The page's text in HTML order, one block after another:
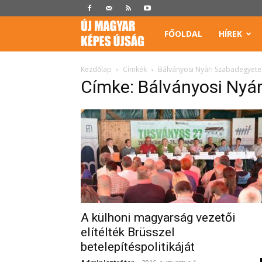
Képes
Újság
FŐOLDAL HÍREK
Kezdőlap Címkék Bálványosi Nyári
Címke: Bálványosi
A külhoni magyarság vezetői
elítélték Brüsszel
betelepítéspolitikáját